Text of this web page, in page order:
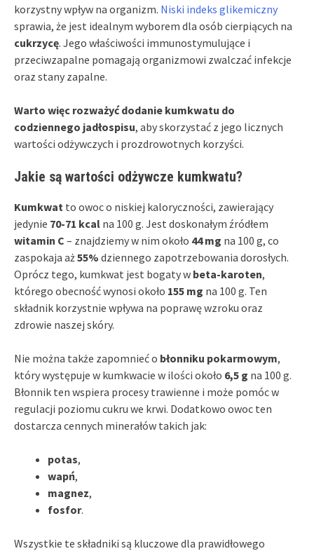
korzystny wpływ na organizm. Niski indeks glikemiczny
sprawia, że jest idealnym wyborem dla osób cierpiących na
cukrzycę. Jego właściwości immunostymulujące i
przeciwzapalne pomagają organizmowi zwalczać infekcje
oraz stany zapalne.
Warto więc rozważyć dodanie kumkwatu do
codziennego jadłospisu, aby skorzystać z jego licznych
wartości odżywczych i prozdrowotnych korzyści.
Jakie są wartości odżywcze kumkwatu?
Kumkwat to owoc o niskiej kaloryczności, zawierający
jedynie 70-71 kcal na 100 g. Jest doskonałym źródłem
witamin C – znajdziemy w nim około 44 mg na 100 g, co
zaspokaja aż55% dziennego zapotrzebowania dorosłych.
Oprócz tego, kumkwat jest bogaty w beta-karoten,
którego obecność wynosi około 155 mg na 100 g. Ten
składnik korzystnie wpływa na poprawę wzroku oraz
zdrowie naszej skóry.
Nie można także zapomnieć o błonniku pokarmowym,
który występuje w kumkwacie w ilości około 6,5 g na 100 g.
Błonnik ten wspiera procesy trawienne i może pomóc w
regulacji poziomu cukru we krwi. Dodatkowo owoc ten
dostarcza cennych minerałów takich jak:
potas,
wapń,
magnez,
fosfor.
Wszystkie te składniki są kluczowe dla prawidłowego